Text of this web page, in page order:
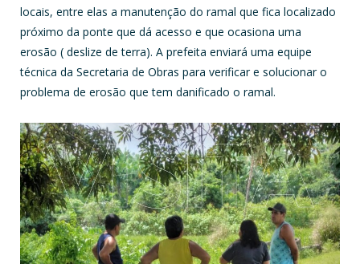
locais, entre elas a manutenção do ramal que fica localizado
próximo da ponte que dá acesso e que ocasiona uma
erosão ( deslize de terra). A prefeita enviará uma equipe
técnica da Secretaria de Obras para verificar e solucionar o
problema de erosão que tem danificado o ramal.